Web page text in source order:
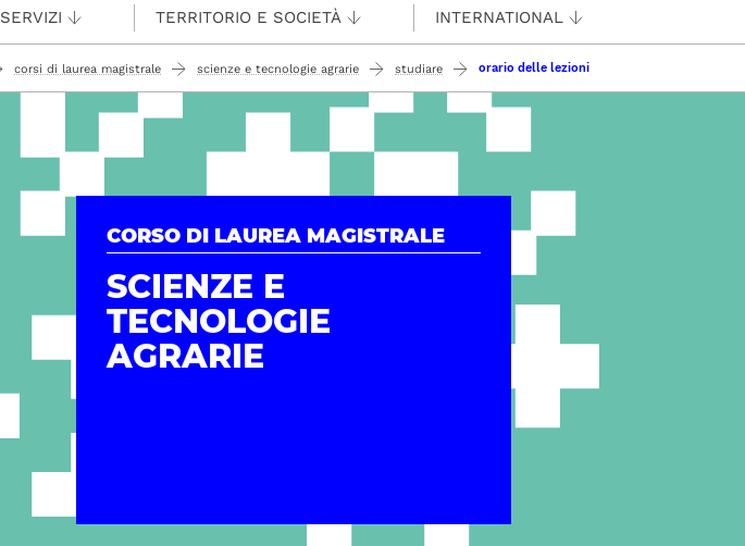
SERVIZI TERRITORIO E SOCIETÀ INTERNATIONAL
corsi di laurea magistrale scienze e tecnologie agrarie studiare orario delle lezioni
CORSO DI LAUREA MAGISTRALE
SCIENZE E
TECNOLOGIE
AGRARIE